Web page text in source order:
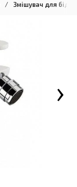
/ Змішувач для біде
›